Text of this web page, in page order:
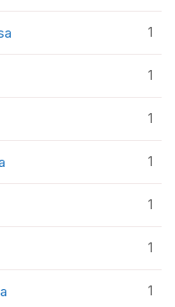
1
1
1
1
1
1
1